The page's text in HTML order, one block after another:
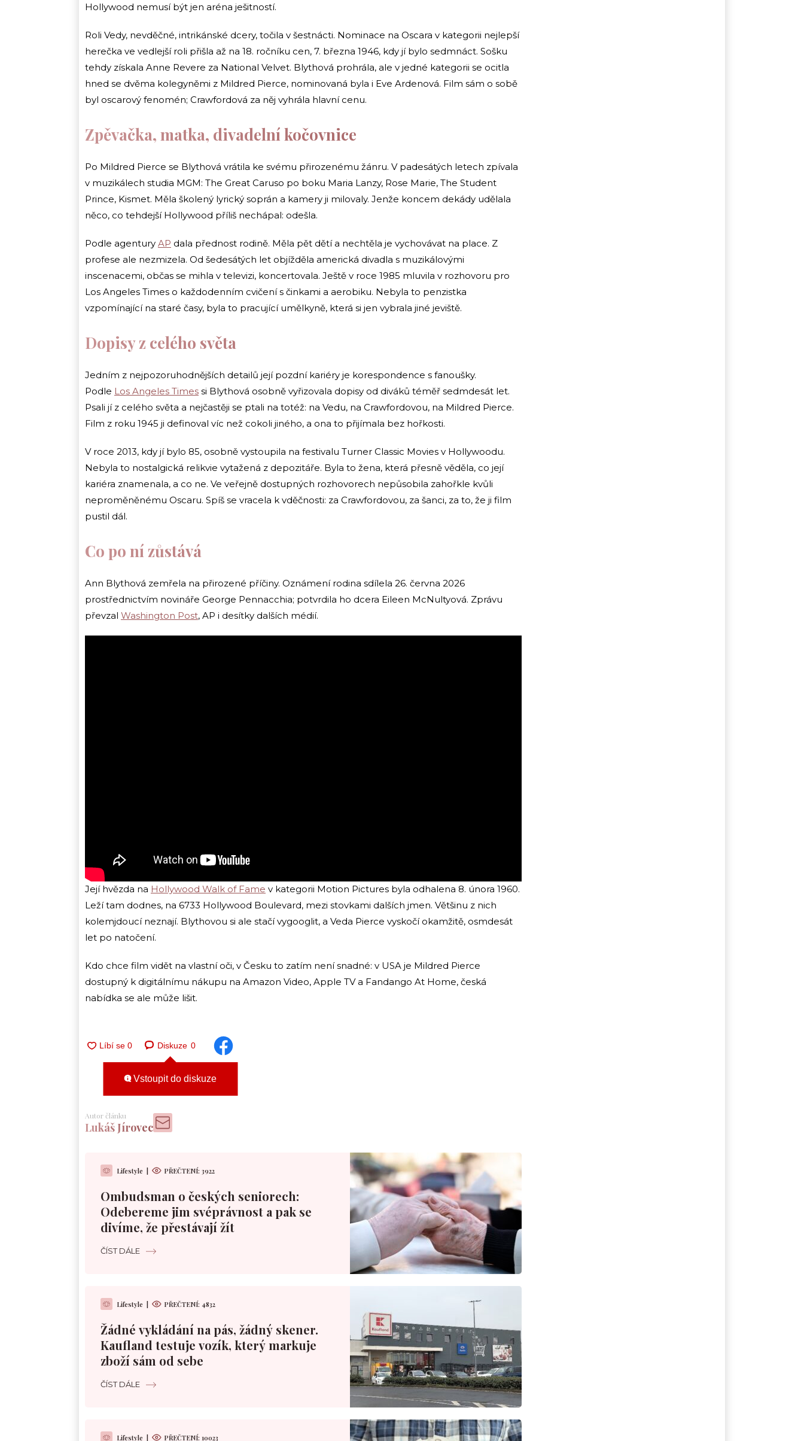
Hollywood nemusí být jen aréna ješitností.
Roli Vedy, nevděčné, intrikánské dcery, točila v šestnácti. Nominace na Oscara v kategorii nejlepší
herečka ve vedlejší roli přišla až na 18. ročníku cen, 7. března 1946, kdy jí bylo sedmnáct. Sošku
tehdy získala Anne Revere za National Velvet. Blythová prohrála, ale v jedné kategorii se ocitla
hned se dvěma kolegyněmi z Mildred Pierce, nominovaná byla i Eve Ardenová. Film sám o sobě
byl oscarový fenomén; Crawfordová za něj vyhrála hlavní cenu.
Zpěvačka, matka, divadelní kočovnice
Po Mildred Pierce se Blythová vrátila ke svému přirozenému žánru. V padesátých letech zpívala
v muzikálech studia MGM: The Great Caruso po boku Maria Lanzy, Rose Marie, The Student
Prince, Kismet. Měla školený lyrický soprán a kamery ji milovaly. Jenže koncem dekády udělala
něco, co tehdejší Hollywood příliš nechápal: odešla.
Podle agentury AP dala přednost rodině. Měla pět dětí a nechtěla je vychovávat na place. Z
profese ale nezmizela. Od šedesátých let objížděla americká divadla s muzikálovými
inscenacemi, občas se mihla v televizi, koncertovala. Ještě v roce 1985 mluvila v rozhovoru pro
Los Angeles Times o každodenním cvičení s činkami a aerobiku. Nebyla to penzistka
vzpomínající na staré časy, byla to pracující umělkyně, která si jen vybrala jiné jeviště.
Dopisy z celého světa
Jedním z nejpozoruhodnějších detailů její pozdní kariéry je korespondence s fanoušky.
Podle Los Angeles Times si Blythová osobně vyřizovala dopisy od diváků téměř sedmdesát let.
Psali jí z celého světa a nejčastěji se ptali na totéž: na Vedu, na Crawfordovou, na Mildred Pierce.
Film z roku 1945 ji definoval víc než cokoli jiného, a ona to přijímala bez hořkosti.
V roce 2013, kdy jí bylo 85, osobně vystoupila na festivalu Turner Classic Movies v Hollywoodu.
Nebyla to nostalgická relikvie vytažená z depozitáře. Byla to žena, která přesně věděla, co její
kariéra znamenala, a co ne. Ve veřejně dostupných rozhovorech nepůsobila zahořkle kvůli
neproměněnému Oscaru. Spíš se vracela k vděčnosti: za Crawfordovou, za šanci, za to, že ji film
pustil dál.
Co po ní zůstává
Ann Blythová zemřela na přirozené příčiny. Oznámení rodina sdílela 26. června 2026
prostřednictvím novináře George Pennacchia; potvrdila ho dcera Eileen McNultyová. Zprávu
převzal Washington Post, AP i desítky dalších médií.
Její hvězda na Hollywood Walk of Fame v kategorii Motion Pictures byla odhalena 8. února 1960.
Leží tam dodnes, na 6733 Hollywood Boulevard, mezi stovkami dalších jmen. Většinu z nich
kolemjdoucí neznají. Blythovou si ale stačí vygooglit, a Veda Pierce vyskočí okamžitě, osmdesát
let po natočení.
Kdo chce film vidět na vlastní oči, v Česku to zatím není snadné: v USA je Mildred Pierce
dostupný k digitálnímu nákupu na Amazon Video, Apple TV a Fandango At Home, česká
nabídka se ale může lišit.
Diskuze 0
Vstoupit do diskuze
Autor článku
Lukáš Jírovec
Lifestyle PŘEČTENÍ: 3922
Ombudsman o českých seniorech:
Odebereme jim svéprávnost a pak se
divíme, že přestávají žít
ČÍST DÁLE
Lifestyle PŘEČTENÍ: 4832
Žádné vykládání na pás, žádný skener.
Kaufland testuje vozík, který markuje
zboží sám od sebe
ČÍST DÁLE
Lifestyle PŘEČTENÍ: 10023